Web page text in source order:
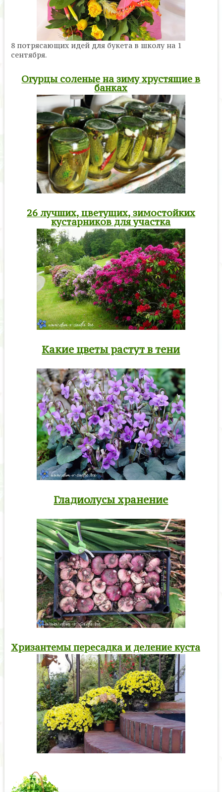
8 потрясающих идей для букета в школу на 1
сентября.
Огурцы соленые на зиму хрустящие в
банках
26 лучших, цветущих, зимостойких
кустарников для участка
Какие цветы растут в тени
Гладиолусы хранение
Хризантемы пересадка и деление куста